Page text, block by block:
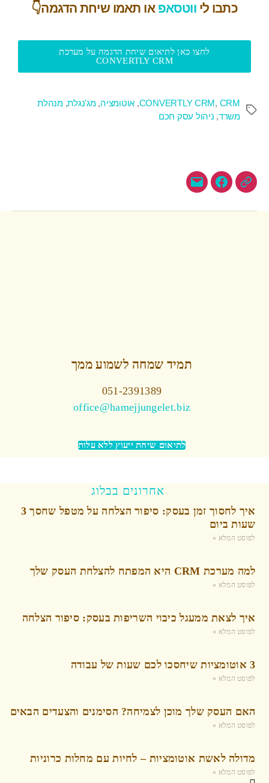
כתבו ליווטסאפ או תאמו שיחת הדגמה👇
לחצו כאן לתיאום שיחת הדגמה על מערכת
CONVERTLY CRM
CONVERTLY CRM, CRM
, אוטומציה,מג'נגלת,מנהלת
משרד, ניהול עסק חכם
תמיד שמחה לשמוע ממך
051-2391389
office@hamejjungelet.biz
לתיאום שיחת ייעוץ ללא עלות
אחרונים בבלוג
איך לחסוך זמן בעסק: סיפור הצלחה על מטפל שחסך 3
שעות ביום
לפוסט המלא »
למה מערכת CRM היא המפתח להצלחת העסק שלך
לפוסט המלא »
איך לצאת ממעגל כיבוי השריפות בעסק: סיפור הצלחה
לפוסט המלא »
3 אוטומציות שיחסכו לכם שעות של עבודה
לפוסט המלא »
האם העסק שלך מוכן לצמיחה? הסימנים והצעדים הבאים
לפוסט המלא »
מדולה לאשת אוטומציות – לחיות עם מחלות כרוניות
לפוסט המלא »